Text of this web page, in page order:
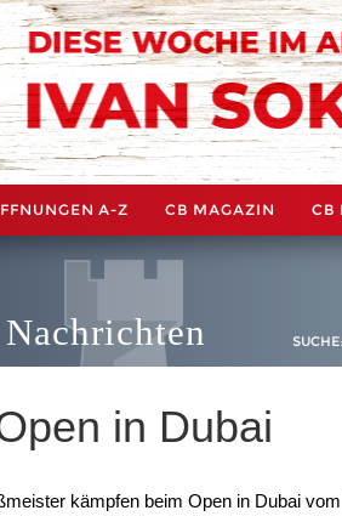
A-Z CB MAGAZIN CB
SUCHE:
in Dubai
kämpfen beim Open in Dubai